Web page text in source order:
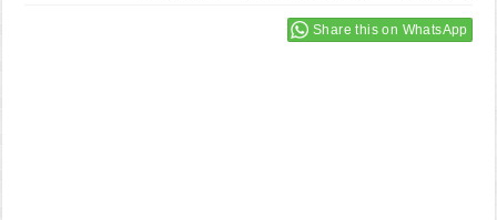
Share this on WhatsApp